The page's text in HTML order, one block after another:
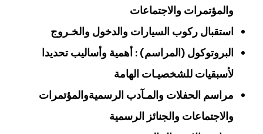
والمؤتمرات والاجتماعات
استقبال ركوب السيارات والدخول والخـروج
البروتوكول (المراسم) : أهمية وأساليب تحديدا
لأسبقيات للشخصيـات الهامة
مراسم الحفلات والمـآدب الرسميةوالمؤتمرات
والاجتماعات والجنائز الرسمية